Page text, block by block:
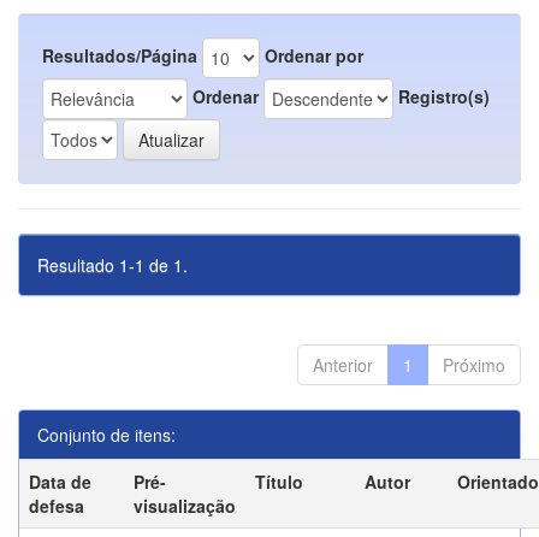
Resultados/Página
Ordenar por
Ordenar
Registro(s)
Resultado 1-1 de 1.
Anterior 1 Próximo
Conjunto de itens:
Data de
defesa
Pré-
visualização
Título Autor